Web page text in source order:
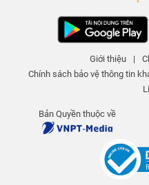
Giới thiệu |
Chính sách bảo vệ thông tin
Bản Quyền thuộc về